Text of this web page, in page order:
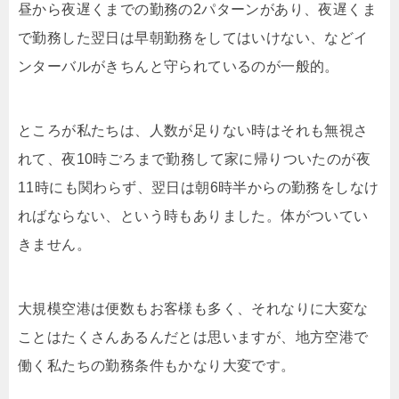
昼から夜遅くまでの勤務の2パターンがあり、夜遅くま
で勤務した翌日は早朝勤務をしてはいけない、などイ
ンターバルがきちんと守られているのが一般的。
ところが私たちは、人数が足りない時はそれも無視さ
れて、夜10時ごろまで勤務して家に帰りついたのが夜
11時にも関わらず、翌日は朝6時半からの勤務をしなけ
ればならない、という時もありました。体がついてい
きません。
大規模空港は便数もお客様も多く、それなりに大変な
ことはたくさんあるんだとは思いますが、地方空港で
働く私たちの勤務条件もかなり大変です。